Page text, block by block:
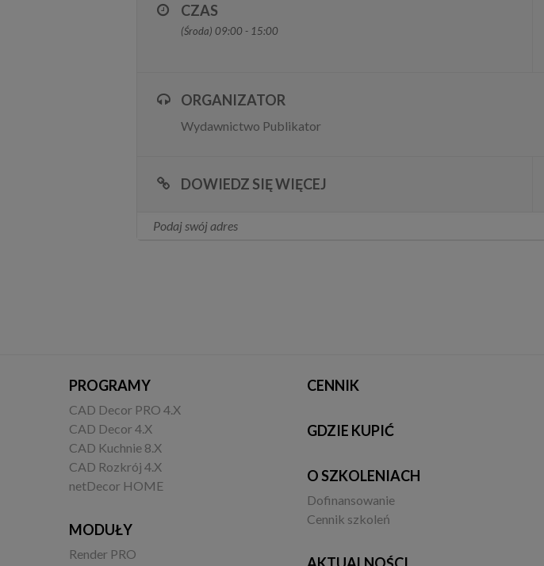
CZAS
(Środa) 09:00 - 15:00
ORGANIZATOR
Wydawnictwo Publikator
DOWIEDZ SIĘ WIĘCEJ
PROGRAMY
CAD Decor PRO 4.X
CAD Decor 4.X
CAD Kuchnie 8.X
CAD Rozkrój 4.X
netDecor HOME
MODUŁY
Render PRO
CENNIK
GDZIE KUPIĆ
O SZKOLENIACH
Dofinansowanie
Cennik szkoleń